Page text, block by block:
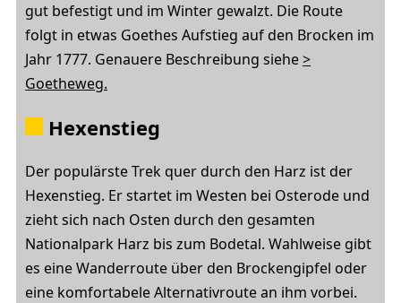
gut befestigt und im Winter gewalzt. Die Route
folgt in etwas Goethes Aufstieg auf den Brocken im
Jahr 1777. Genauere Beschreibung siehe>
Goetheweg.
Hexenstieg
Der populärste Trek quer durch den Harz ist der
Hexenstieg. Er startet im Westen bei Osterode und
zieht sich nach Osten durch den gesamten
Nationalpark Harz bis zum Bodetal. Wahlweise gibt
es eine Wanderroute über den Brockengipfel oder
eine komfortabele Alternativroute an ihm vorbei.